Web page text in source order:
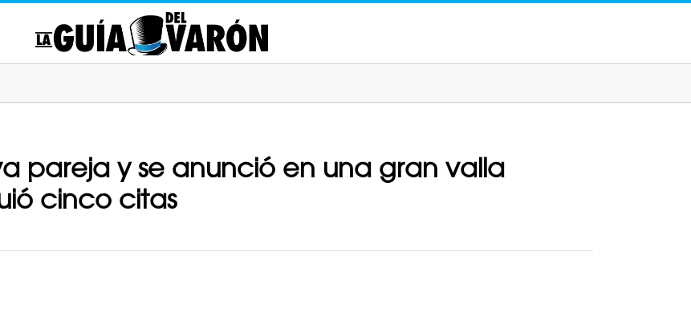
pareja y se anunció en una gran valla
cinco citas